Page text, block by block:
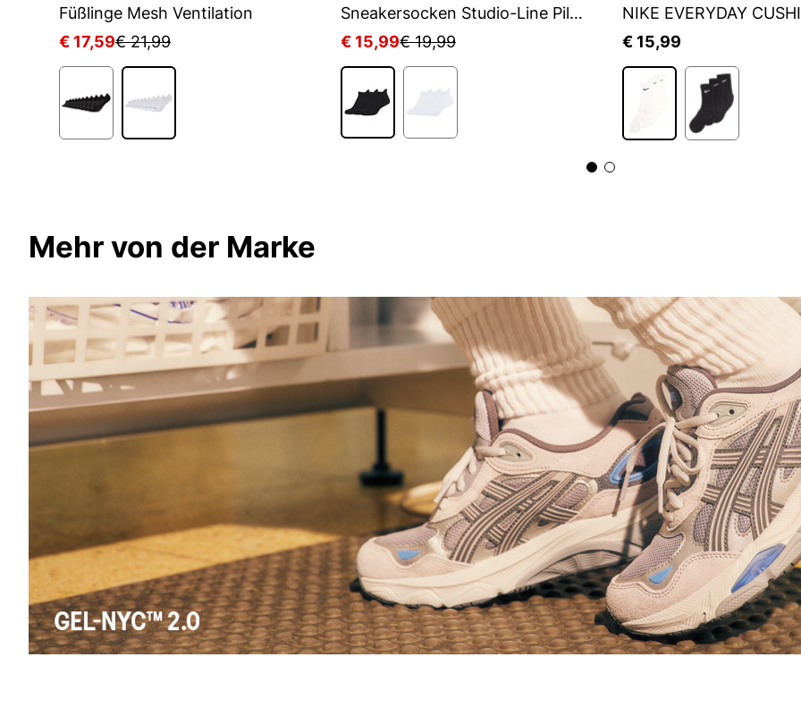
Füßlinge Mesh Ventilation
€ 17,59€ 21,99
Sneakersocken Studio-Line Pilates und Yoga
€ 15,99€ 19,99
NIKE EVERYDAY
€ 15,99
Mehr von der Marke